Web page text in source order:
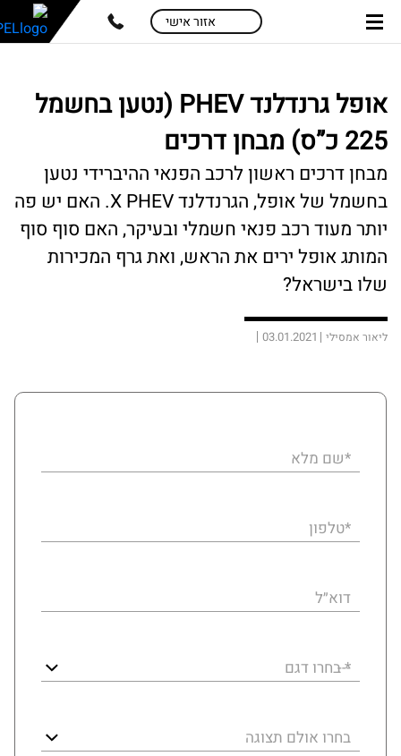
skip
skip
אזור אישי
אופל גרנדלנד PHEV (נטען בחשמל
225 כ”ס) מבחן דרכים
מבחן דרכים ראשון לרכב הפנאי ההיברידי נטען
בחשמל של אופל, הגרנדלנד X PHEV. האם יש פה
יותר מעוד רכב פנאי חשמלי ובעיקר, האם סוף סוף
המותג אופל ירים את הראש, ואת גרף המכירות
שלו בישראל?
ליאור אמסילי 03.01.2021
*שם מלא
*טלפון
דוא״ל
* בחרו דגם
בחרו אולם תצוגה